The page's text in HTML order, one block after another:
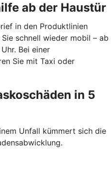
ab der Haustür
in den Produktlinien
schnell wieder mobil – ab
Bei einer
Sie mit Taxi oder
in 5
Unfall kümmert sich die